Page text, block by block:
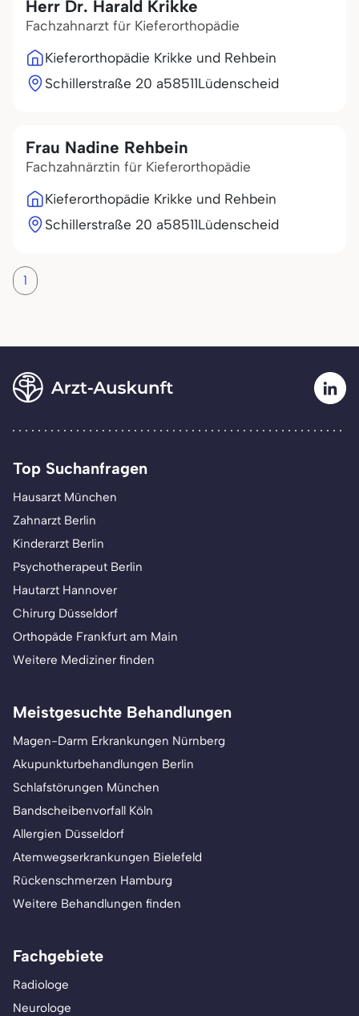
Herr Dr. Harald Krikke
Fachzahnarzt für Kieferorthopädie
Kieferorthopädie Krikke und Rehbein
Schillerstraße 20 a58511Lüdenscheid
Frau Nadine Rehbein
Fachzahnärztin für Kieferorthopädie
Kieferorthopädie Krikke und Rehbein
Schillerstraße 20 a58511Lüdenscheid
1
Top Suchanfragen
Hausarzt München
Zahnarzt Berlin
Kinderarzt Berlin
Psychotherapeut Berlin
Hautarzt Hannover
Chirurg Düsseldorf
Orthopäde Frankfurt am Main
Weitere Mediziner finden
Meistgesuchte Behandlungen
Magen-Darm Erkrankungen Nürnberg
Akupunkturbehandlungen Berlin
Schlafstörungen München
Bandscheibenvorfall Köln
Allergien Düsseldorf
Atemwegserkrankungen Bielefeld
Rückenschmerzen Hamburg
Weitere Behandlungen finden
Fachgebiete
Radiologe
Neurologe